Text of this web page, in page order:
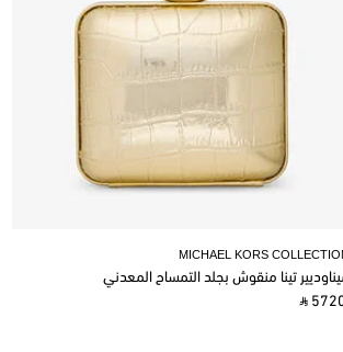
MICHAEL KORS
تينا منقوش بجلد التمساح المعدني
⃁